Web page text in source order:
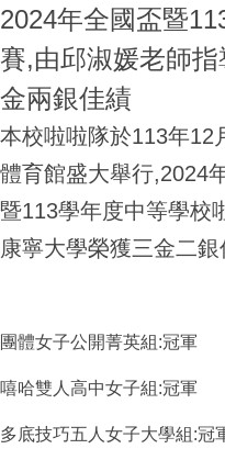
2024年全國盃暨
賽,由邱淑媛老師
金兩銀佳績
本校啦啦隊於113年12
體育館盛大舉行,2024
暨113學年度中等學校
康寧大學榮獲三金二銀
團體女子公開菁英組:冠軍
嘻哈雙人高中女子組:冠軍
多底技巧五人女子大學組:冠